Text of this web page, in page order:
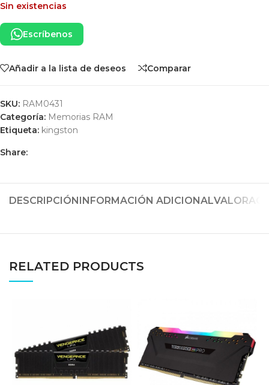
Sin existencias
Escríbenos
Añadir a la lista de deseos Comparar
SKU: RAM0431
Categoría: Memorias RAM
Etiqueta: kingston
Share:
DESCRIPCIÓN INFORMACIÓN ADICIONAL
RELATED PRODUCTS